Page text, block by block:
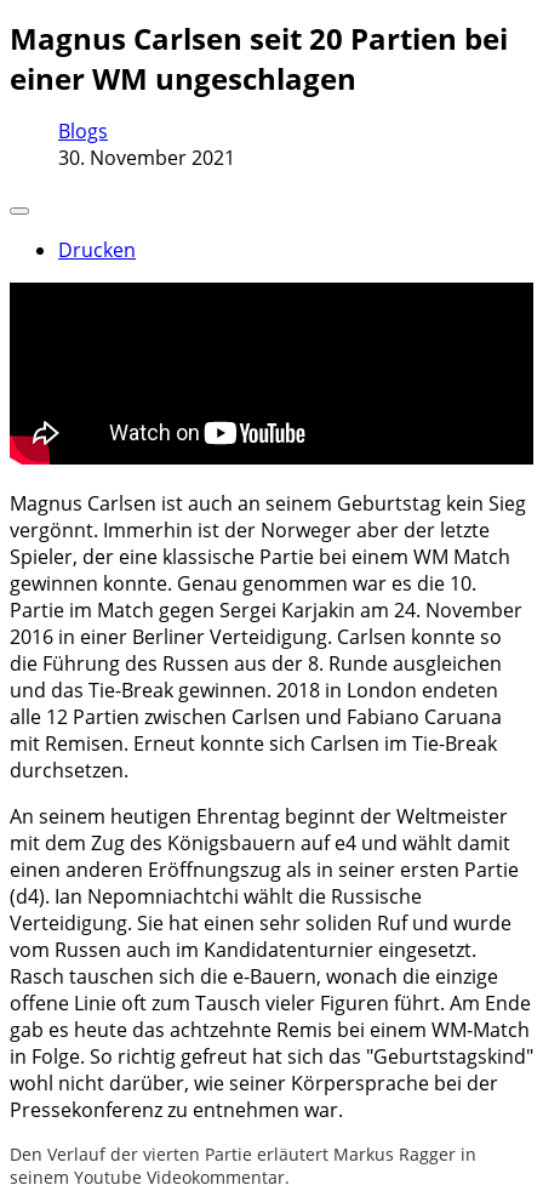
Magnus Carlsen seit 20 Partien bei
einer WM ungeschlagen
Blogs
30. November 2021
Drucken
Magnus Carlsen ist auch an seinem Geburtstag kein Sieg
vergönnt. Immerhin ist der Norweger aber der letzte
Spieler, der eine klassische Partie bei einem WM Match
gewinnen konnte. Genau genommen war es die 10.
Partie im Match gegen Sergei Karjakin am 24. November
2016 in einer Berliner Verteidigung. Carlsen konnte so
die Führung des Russen aus der 8. Runde ausgleichen
und das Tie-Break gewinnen. 2018 in London endeten
alle 12 Partien zwischen Carlsen und Fabiano Caruana
mit Remisen. Erneut konnte sich Carlsen im Tie-Break
durchsetzen.
An seinem heutigen Ehrentag beginnt der Weltmeister
mit dem Zug des Königsbauern auf e4 und wählt damit
einen anderen Eröffnungszug als in seiner ersten Partie
(d4). Ian Nepomniachtchi wählt die Russische
Verteidigung. Sie hat einen sehr soliden Ruf und wurde
vom Russen auch im Kandidatenturnier eingesetzt.
Rasch tauschen sich die e-Bauern, wonach die einzige
offene Linie oft zum Tausch vieler Figuren führt. Am Ende
gab es heute das achtzehnte Remis bei einem WM-Match
in Folge. So richtig gefreut hat sich das "Geburtstagskind"
wohl nicht darüber, wie seiner Körpersprache bei der
Pressekonferenz zu entnehmen war.
Den Verlauf der vierten Partie erläutert Markus Ragger in
seinem Youtube Videokommentar.